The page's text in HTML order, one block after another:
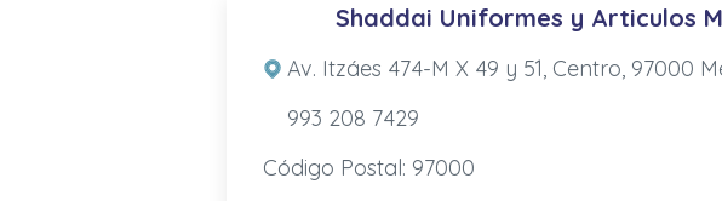
Shaddai Uniformes y Articulos
Av. Itzáes 474-M X 49 y 51, Centro, 97000
993 208 7429
Código Postal: 97000